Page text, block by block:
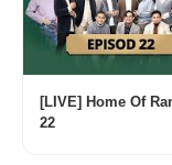
[LIVE] Home Of
22